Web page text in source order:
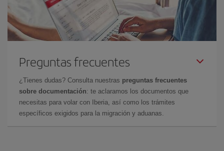
Preguntas frecuentes
¿Tienes dudas? Consulta nuestras preguntas frecuentes
sobre documentación: te aclaramos los documentos que
necesitas para volar con Iberia, así como los trámites
específicos exigidos para la migración y aduanas.